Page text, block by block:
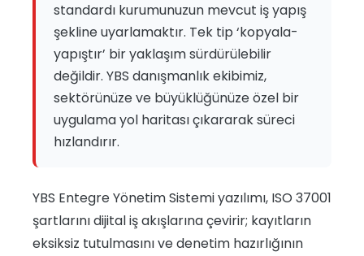
standardı kurumunuzun mevcut iş yapış
şekline uyarlamaktır. Tek tip ‘kopyala-
yapıştır’ bir yaklaşım sürdürülebilir
değildir. YBS danışmanlık ekibimiz,
sektörünüze ve büyüklüğünüze özel bir
uygulama yol haritası çıkararak süreci
hızlandırır.
YBS Entegre Yönetim Sistemi yazılımı, ISO 37001
şartlarını dijital iş akışlarına çevirir; kayıtların
eksiksiz tutulmasını ve denetim hazırlığının